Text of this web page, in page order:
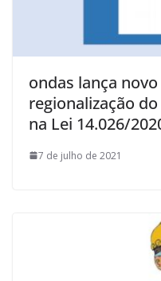
ondas lança
regionalização
na Lei 14.026/
7 de julho de 2021